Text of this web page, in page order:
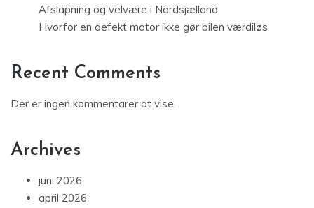
Afslapning og velvære i Nordsjælland
Hvorfor en defekt motor ikke gør bilen værdiløs
Recent Comments
Der er ingen kommentarer at vise.
Archives
juni 2026
april 2026